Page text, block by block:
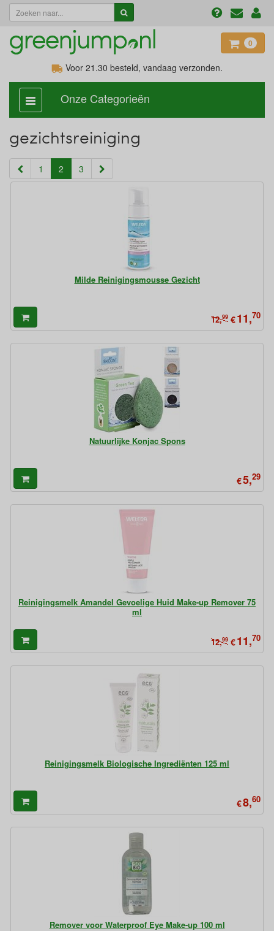
0
Voor 21.30 besteld, vandaag verzonden.
categorie
aan,
Onze Categorieën
gezichtsreiniging
1 2 (current)
3
Milde Reinigingsmousse Gezicht
12,99 €11,70
Natuurlijke Konjac Spons
€5,29
Reinigingsmelk Amandel Gevoelige Huid Make-up Remover 75
ml
12,99 €11,70
Reinigingsmelk Biologische Ingrediënten 125 ml
€8,60
Remover voor Waterproof Eye Make-up 100 ml